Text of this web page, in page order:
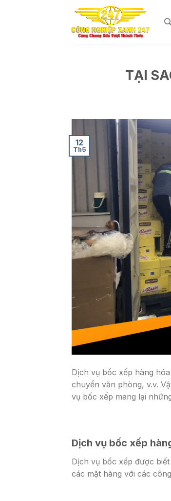
TẠI
12
Th5
Dịch vụ bốc xếp hàng
chuyển văn phòng, v.v.
vụ bốc xếp mang lại
Dịch vụ bốc xếp
Dịch vụ bốc xếp được
các mặt hàng với các